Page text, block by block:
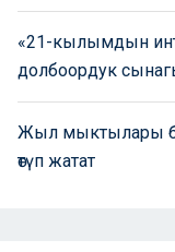
«21-кылымдын
долбоордук
Жыл мыктылары
өтүп жатат